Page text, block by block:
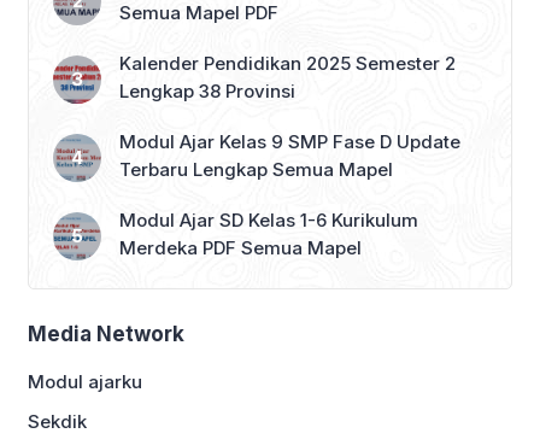
Semua Mapel PDF
Kalender Pendidikan 2025 Semester 2
Lengkap 38 Provinsi
Modul Ajar Kelas 9 SMP Fase D Update
Terbaru Lengkap Semua Mapel
Modul Ajar SD Kelas 1-6 Kurikulum
Merdeka PDF Semua Mapel
Media Network
Modul ajarku
Sekdik